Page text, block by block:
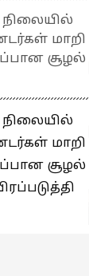
மாறி
சூழல்
மாறி
சூழல்